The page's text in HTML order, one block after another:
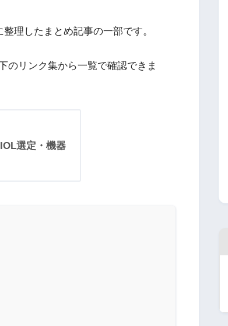
理したまとめ記事の一部です。
のリンク集から一覧で確認できま
選定・機器